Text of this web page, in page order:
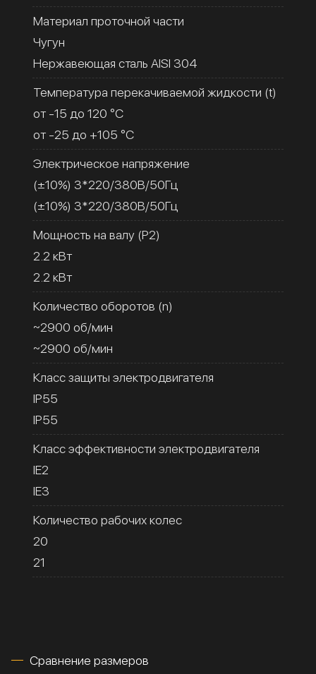
Материал проточной части
Чугун
Нержавеющая сталь AISI 304
Температура перекачиваемой жидкости (t)
от -15 до 120 °C
от -25 до +105 °C
Электрическое напряжение
(±10%) 3*220/380В/50Гц
(±10%) 3*220/380В/50Гц
Мощность на валу (Р2)
2.2 кВт
2.2 кВт
Количество оборотов (n)
~2900 об/мин
~2900 об/мин
Класс защиты электродвигателя
IP55
IP55
Класс эффективности электродвигателя
IE2
IE3
Количество рабочих колес
20
21
Сравнение размеров